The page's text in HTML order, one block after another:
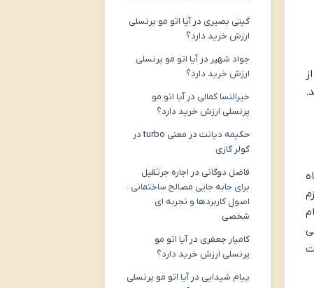
گیتی بصیری درآیا اتو مو پرنسلی
ارزش خرید دارد؟
جواد شهپر درآیا اتو مو پرنسلی
ارزش خرید دارد؟
خیرالنسا کمالی درآیا اتو مو
پرنسلی ارزش خرید دارد؟
حکیمه دیانتدر
معنی turbo در
کولر گازی
فاضل دوگانی در اجاره جرثقیل
برای جابه جایی مصالح ساختمانی :
اصول کاربردها و تجربه ای
شخصی
کامیار جعفری درآیا اتو مو
پرنسلی ارزش خرید دارد؟
پیام شیدایی درآیا اتو مو پرنسلی